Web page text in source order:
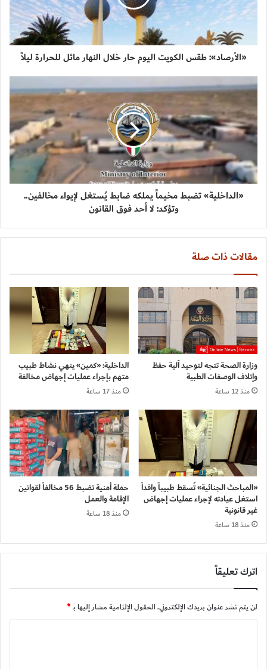
«الأرصاد»: طقس الكويت اليوم حار خلال النهار مائل للحرارة ليلاً
«الداخلية» تضبط مخيماً يملكه ضابط يُستغل لإيواء مخالفين..
وتؤكد: لا أحد فوق القانون
مقالات ذات صلة
وزارة الصحة تتجه لتوحيد آلية حفظ
وإتلاف الوصفات الطبية
منذ 12 ساعة
الداخلية: «كمين» ينهي نشاط طبيب
متهم بإجراء عمليات إجهاض مخالفة
منذ 17 ساعة
«المباحث الجنائية» تُسقط طبيباً وافداً
استغل عيادته لإجراء عمليات إجهاض
غير قانونية
منذ 18 ساعة
حملة أمنية تضبط 56 مخالفاً لقوانين
الإقامة والعمل
منذ 18 ساعة
اترك تعليقاً
لن يتم نشر عنوان بريدك الإلكتروني.الحقول الإلزامية مشار إليها بـ*